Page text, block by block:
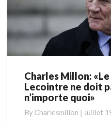
Charles
Millon:
«Le
François
Charles Millon:
Lecointre ne doit
n’importe quoi»
By Charlesmillon | Juillet